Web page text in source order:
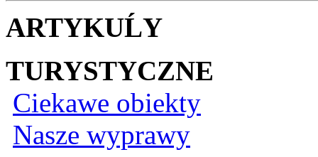
ARTYKUĹY
TURYSTYCZNE
Ciekawe obiekty
Nasze wyprawy